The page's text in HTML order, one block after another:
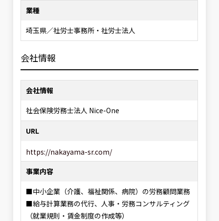
業種
埼玉県／社労士事務所・社労士法人
会社情報
会社情報
社会保険労務士法人 Nice-One
URL
https://nakayama-sr.com/
事業内容
■中小企業（介護、福祉関係、病院）の労務顧問業務
■給与計算業務の代行、人事・労務コンサルティング
（就業規則・賃金制度の作成等）